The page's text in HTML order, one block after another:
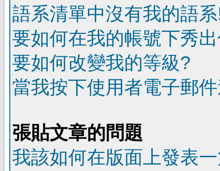
語系清單中沒有我的語
要如何在我的帳號下秀
要如何改變我的等級?
當我按下使用者電子郵
張貼文章的問題
我該如何在版面上發表